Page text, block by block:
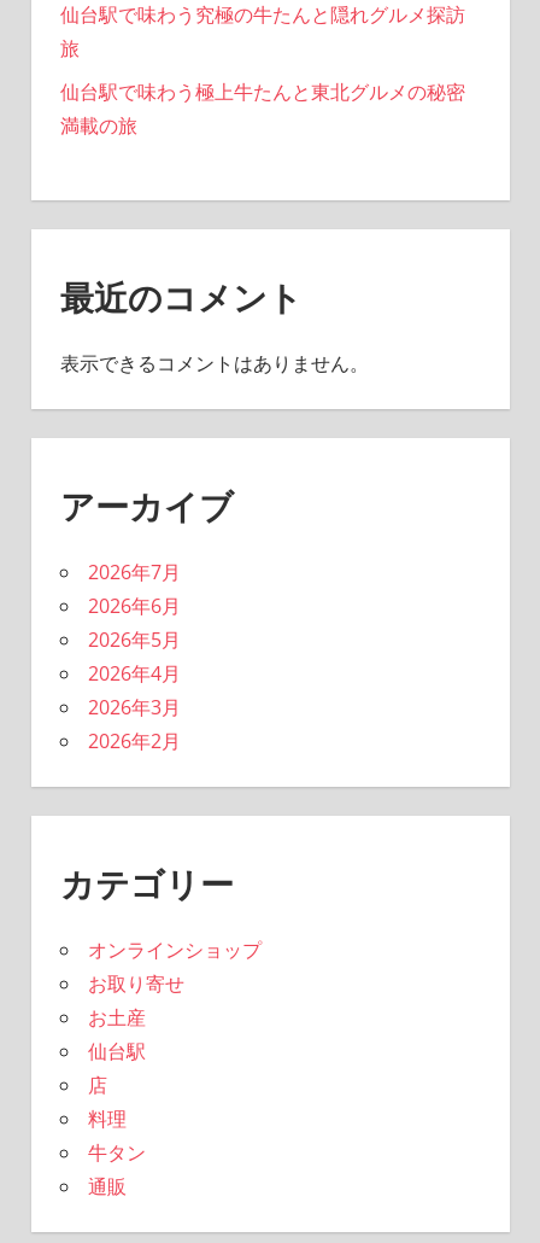
仙台駅で味わう究極の牛たんと隠れグルメ探訪
旅
仙台駅で味わう極上牛たんと東北グルメの秘密
満載の旅
最近のコメント
表示できるコメントはありません。
アーカイブ
2026年7月
2026年6月
2026年5月
2026年4月
2026年3月
2026年2月
カテゴリー
オンラインショップ
お取り寄せ
お土産
仙台駅
店
料理
牛タン
通販